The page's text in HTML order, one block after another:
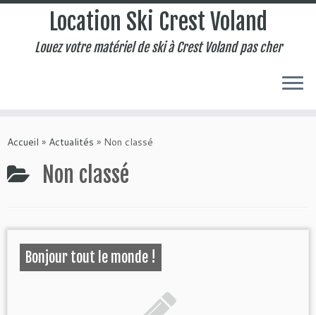
Location Ski Crest Voland
Louez votre matériel de ski à Crest Voland pas cher
Accueil » Actualités » Non classé
Non classé
Bonjour tout le monde !